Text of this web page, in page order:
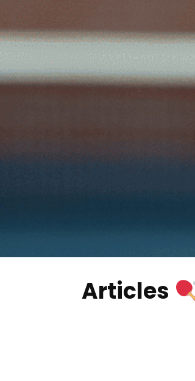
Articles